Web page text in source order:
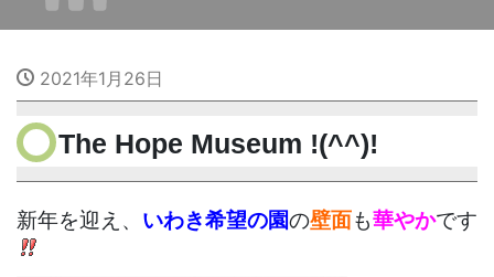
2021年1月26日
The Hope Museum !(^^)!
新年を迎え、 いわき希望の園の壁面も華やかです